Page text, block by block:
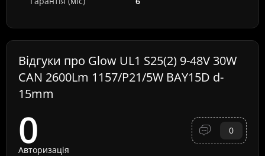
Відгуки про Glow UL1 S25(2) 9-48V 30W
CAN 2600Lm 1157/P21/5W BAY15D d-
15mm
0
0
Авторизація